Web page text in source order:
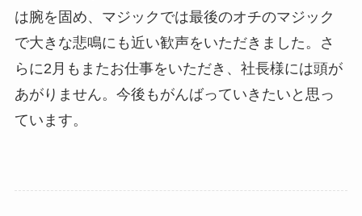
は腕を固め、マジックでは最後のオチのマジック
で大きな悲鳴にも近い歓声をいただきました。さ
らに2月もまたお仕事をいただき、社長様には頭が
あがりません。今後もがんばっていきたいと思っ
ています。